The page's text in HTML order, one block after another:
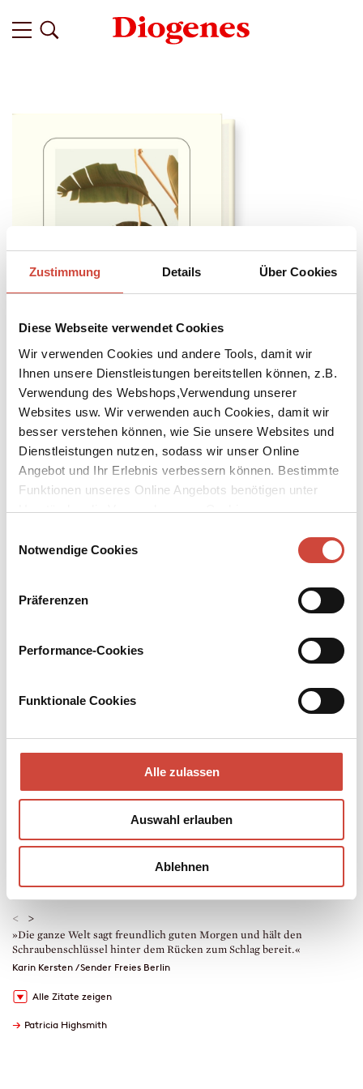
Zustimmung Details Über Cookies
Diese Webseite verwendet Cookies
Wir verwenden Cookies und andere Tools, damit wir
Ihnen unsere Dienstleistungen bereitstellen können, z.B.
Verwendung des Webshops,Verwendung unserer
Websites usw. Wir verwenden auch Cookies, damit wir
besser verstehen können, wie Sie unsere Websites und
Dienstleistungen nutzen, sodass wir unser Online
Angebot und Ihr Erlebnis verbessern können. Bestimmte
Funktionen unseres Online Angebots benötigen unter
Umständen die Verwendung von Cookies von
Notwendige Cookies
Präferenzen
Performance-Cookies
Funktionale Cookies
Alle zulassen
Auswahl erlauben
Ablehnen
Download Bilddatei ↘
Leise, leise im Wind
Amerikanischen von Werner Richter. Mit einem Nachwort von
Zwölf psychologische Erzählungen aus den 70er Jahren über den
Traum von Liebe und Glück und wie weit moderne Menschen –
bereit sind, um ihn zu realisieren.
erschienen am 30. April 2004
* unverb. Preisempfehlung
Drucken
< >
»Die ganze Welt sagt freundlich guten Morgen und hält den
Schraubenschlüssel hinter dem Rücken zum Schlag bereit.«
Karin Kersten / Sender Freies Berlin
Alle Zitate zeigen
→ Patricia Highsmith